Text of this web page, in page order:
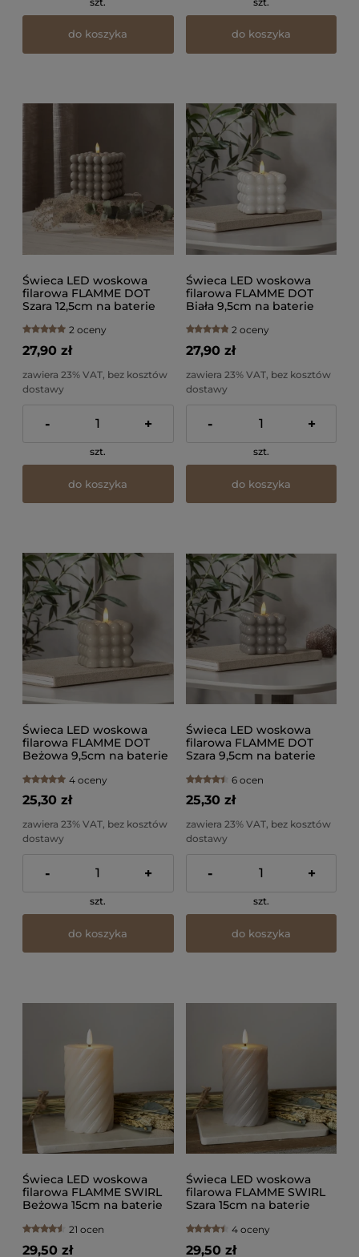
do koszyka do koszyka
Świeca LED woskowa
filarowa FLAMME DOT
Szara 12,5cm na baterie
2 oceny
27,90 zł
zawiera 23% VAT, bez kosztów
dostawy
- +
szt.
do koszyka
Świeca LED woskowa
filarowa FLAMME DOT
Biała 9,5cm na baterie
2 oceny
27,90 zł
zawiera 23% VAT, bez kosztów
dostawy
- +
szt.
do koszyka
Świeca LED woskowa
filarowa FLAMME DOT
Beżowa 9,5cm na baterie
4 oceny
25,30 zł
zawiera 23% VAT, bez kosztów
dostawy
- +
szt.
do koszyka
Świeca LED woskowa
filarowa FLAMME DOT
Szara 9,5cm na baterie
6 ocen
25,30 zł
zawiera 23% VAT, bez kosztów
dostawy
- +
szt.
do koszyka
Świeca LED woskowa
filarowa FLAMME SWIRL
Beżowa 15cm na baterie
21 ocen
29,50 zł
Świeca LED woskowa
filarowa FLAMME SWIRL
Szara 15cm na baterie
4 oceny
29,50 zł